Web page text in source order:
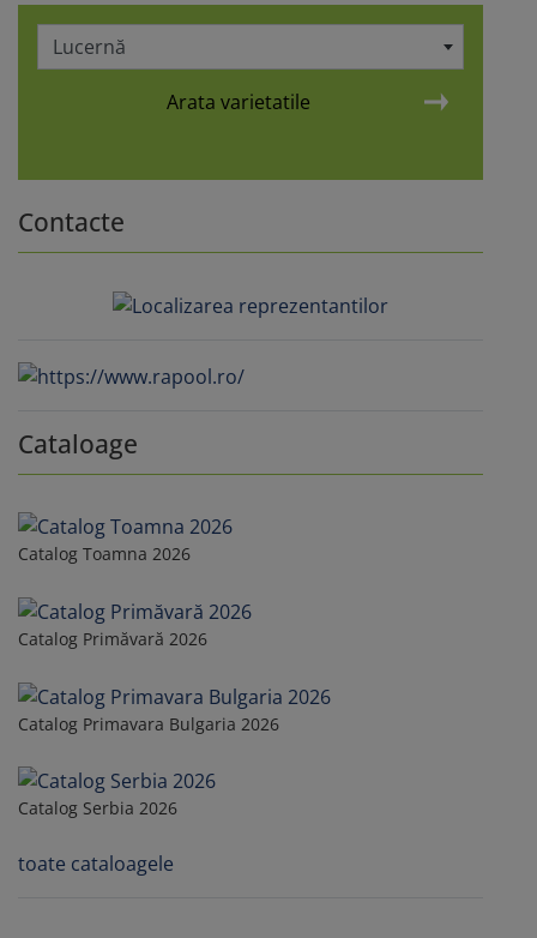
Lucernă
Arata varietatile
Contacte
Cataloage
Catalog Toamna 2026
Catalog Primăvară 2026
Catalog Primavara Bulgaria 2026
Catalog Serbia 2026
toate cataloagele